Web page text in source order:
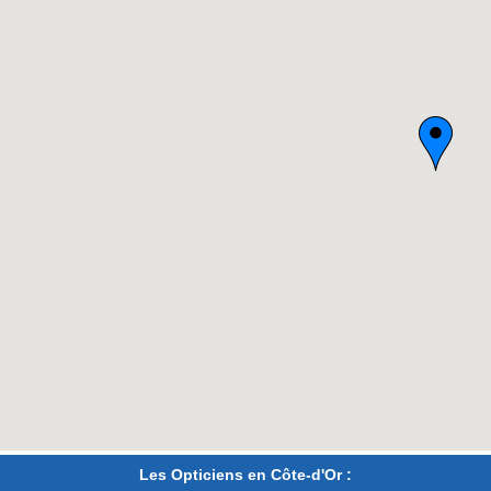
Les Opticiens en Côte-d'Or :